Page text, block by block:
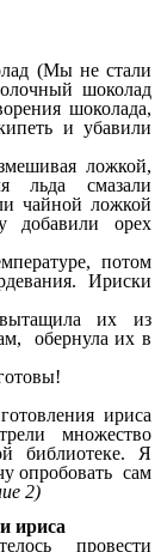
(Мы не стали
шоколад
шоколада,
и убавили
ложкой,
льда смазали
чайной ложкой
добавили орех
потом
Ириски
их из
обернула их в
ириса
множество
библиотеке. Я
опробовать сам
2)
ириса
провести